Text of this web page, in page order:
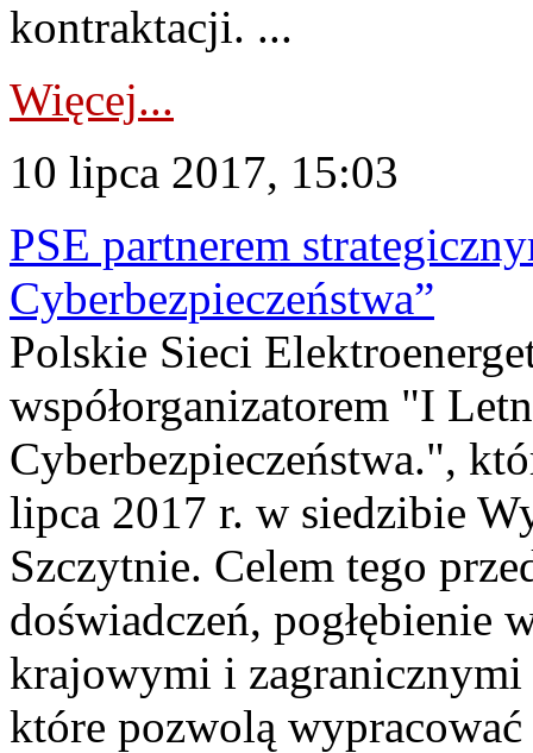
kontraktacji. ...
Więcej...
10 lipca 2017, 15:03
PSE partnerem
Cyberbezpieczeństwa”
Polskie Sieci
współorganizatorem "I
Cyberbezpieczeństwa.",
lipca 2017 r. w siedzibie
Szczytnie. Celem tego
doświadczeń, pogłębienie
krajowymi i zagranicznymi
które pozwolą